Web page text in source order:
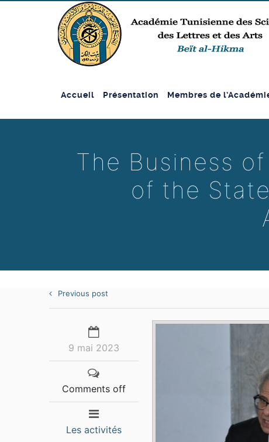
Accueil Présentation Membres de
The Business
of the
Previous post
9 mai 2023
Comments off
Les activités